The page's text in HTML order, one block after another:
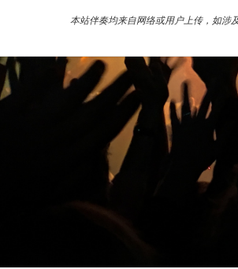
本站伴奏均来自网络或用户上传，如涉